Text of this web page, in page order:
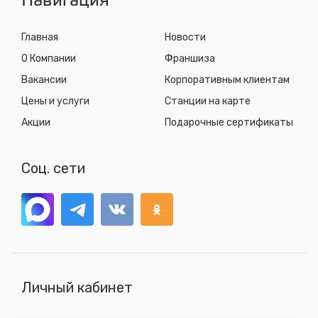
Главная
О Компании
Вакансии
Цены и услуги
Акции
Новости
Франшиза
Корпоративным клиентам
Станции на карте
Подарочные сертификаты
Соц. сети
Личный кабинет